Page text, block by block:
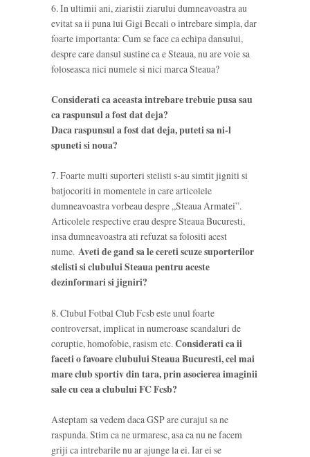
6. In ultimii ani, ziaristii ziarului dumneavoastra au
evitat sa ii puna lui Gigi Becali o intrebare simpla, dar
foarte importanta: Cum se face ca echipa dansului,
despre care dansul sustine ca e Steaua, nu are voie sa
foloseasca nici numele si nici marca Steaua?
Considerati ca aceasta intrebare trebuie pusa sau
ca raspunsul a fost dat deja?
Daca raspunsul a fost dat deja, puteti sa ni-l
spuneti si noua?
7. Foarte multi suporteri stelisti s-au simtit jigniti si
batjocoriti in momentele in care articolele
dumneavoastra vorbeau despre „Steaua Armatei”.
Articolele respective erau despre Steaua Bucuresti,
insa dumneavoastra ati refuzat sa folositi acest
nume. Aveti de gand sa le cereti scuze suporterilor
stelisti si clubului Steaua pentru aceste
dezinformari si jigniri?
8. Clubul Fotbal Club Fcsb este unul foarte
controversat, implicat in numeroase scandaluri de
coruptie, homofobie, rasism etc. Considerati ca ii
faceti o favoare clubului Steaua Bucuresti, cel mai
mare club sportiv din tara, prin asocierea imaginii
sale cu cea a clubului FC Fcsb?
Asteptam sa vedem daca GSP are curajul sa ne
raspunda. Stim ca ne urmaresc, asa ca nu ne facem
griji ca intrebarile nu ar ajunge la ei. Iar ei se